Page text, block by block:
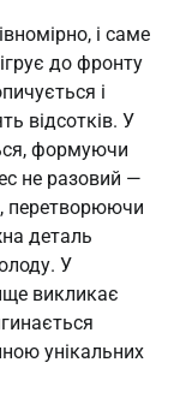
і саме
до фронту
і
відсотків. У
формуючи
не разовий —
перетворюючи
деталь
У
викликає
унікальних